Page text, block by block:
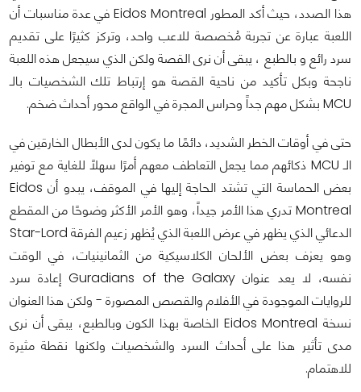
هذا الصدد، حيث أكد المطور Eidos Montreal في عدة مناسبات أن
اللعبة عبارة عن تجربة مُخصصة للاعب واحد، وتركز كثيرًا على تقديم
سرد رائع و بالطبع ، يبقى أن نرى القصة ولكن الذي سيجعل هذه اللعبة
ناجحة وبكل تأكيد من ناحية القصة هو إرتباط تلك الشخصيات بالـ
MCU بشكل مهم جداً وحراس المجرة في الواقع محور أحداث ضخم.
حتى في أوقات الخطر الشديد، دائمًا ما يكون لدى الأبطال الخارقين في
الـ MCU ذكائهم مما يجعل التعاطف معهم أمرًا سهلاً للغاية مع توفير
بعض الحماسة التي تشتد الحاجة إليها في الموقف، يبدو أن Eidos
Montreal تدري هذا الأمر جيداً، وهو الأمر الأكثر وضوحًا من المقطع
الدعائي الذي يظهر في عرض اللعبة الذي يُظهر زعيم الفرقة Star-Lord
وهو يعزف بعض الألحان الكلاسيكية من الثمانينيات، في الوقت
نفسه، لا يعد عنوان Guradians of the Galaxy إعادة سرد
للروايات الموجودة في الأفلام والقصص المصورة - ولكن هذا العنوان
نسخة Eidos Montreal الخاصة بهذا الكون وبالطبع، يبقى أن نرى
مدى تأثير هذا على أحداث السرد والشخصيات ولكنها نقطة مثيرة
للاهتمام.